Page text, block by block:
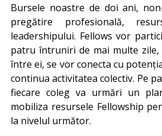
Bursele noastre de doi ani,
pregătire profesională,
leadershipului. Fellows vor
patru întruniri de mai multe
între ei, se vor conecta cu
continua activitatea colectiv. Pe
fiecare coleg va urmări un
mobiliza resursele Fellowship
la nivelul următor.